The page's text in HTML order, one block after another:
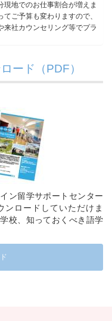
地でのお仕事割合が増えま
ご予算も変わりますので、
来社カウンセリング等でプラ
ード（PDF）
ン留学サポートセンター
ンロードしていただけま
校、知っておくべき語学